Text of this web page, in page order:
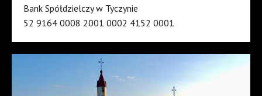
Bank Spółdzielczy w Tyczynie
52 9164 0008 2001 0002 4152 0001